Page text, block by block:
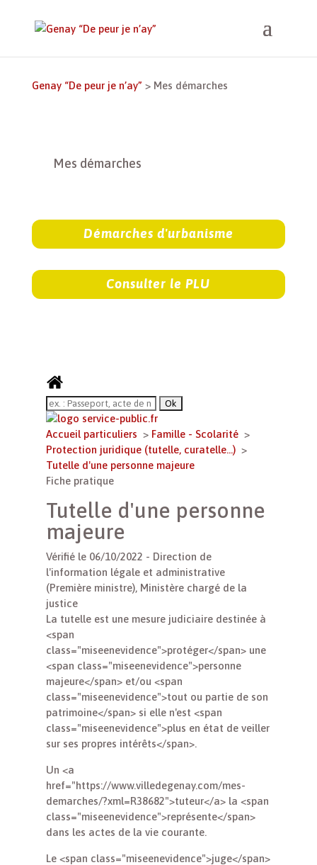
Genay “De peur je n’ay” > Mes démarches
Mes démarches
Démarches d'urbanisme
Consulter le PLU
Accueil particuliers > Famille - Scolarité >
Protection juridique (tutelle, curatelle...) >
Tutelle d'une personne majeure
Fiche pratique
Tutelle d'une personne
majeure
Vérifié le 06/10/2022 - Direction de
l'information légale et administrative
(Première ministre), Ministère chargé de la
justice
La tutelle est une mesure judiciaire destinée à
<span
class="miseenevidence">protéger</span> une
<span class="miseenevidence">personne
majeure</span> et/ou <span
class="miseenevidence">tout ou partie de son
patrimoine</span> si elle n'est <span
class="miseenevidence">plus en état de veiller
sur ses propres intérêts</span>.
Un <a
href="https://www.villedegenay.com/mes-
demarches/?xml=R38682">tuteur</a> la <span
class="miseenevidence">représente</span>
dans les actes de la vie courante.
Le <span class="miseenevidence">juge</span>